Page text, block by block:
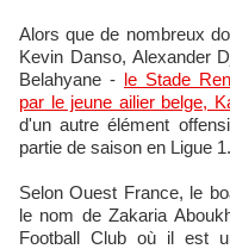
Alors que de nombreux
Kevin Danso, Alexander
Belahyane - le Stade
par le jeune ailier belge,
d'un autre élément
partie de saison en Ligue 1.
Selon Ouest France, le
le nom de Zakaria
Football Club où il est